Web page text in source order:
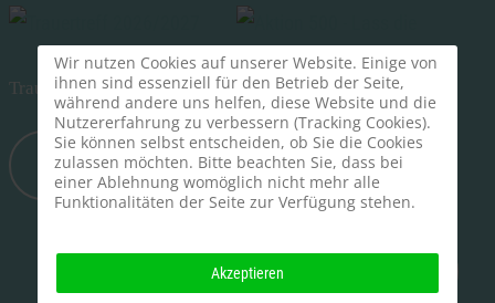
Trauertreff 2026/2027
MEHR
ERFAHREN
Aktion 500 - Lass die
Thumer Orgel erklingen
SEI DABEI!!!
MEHR
Wir nutzen Cookies auf unserer Website. Einige von
ihnen sind essenziell für den Betrieb der Seite,
während andere uns helfen, diese Website und die
Nutzererfahrung zu verbessern (Tracking Cookies).
Sie können selbst entscheiden, ob Sie die Cookies
zulassen möchten. Bitte beachten Sie, dass bei
einer Ablehnung womöglich nicht mehr alle
Funktionalitäten der Seite zur Verfügung stehen.
Akzeptieren